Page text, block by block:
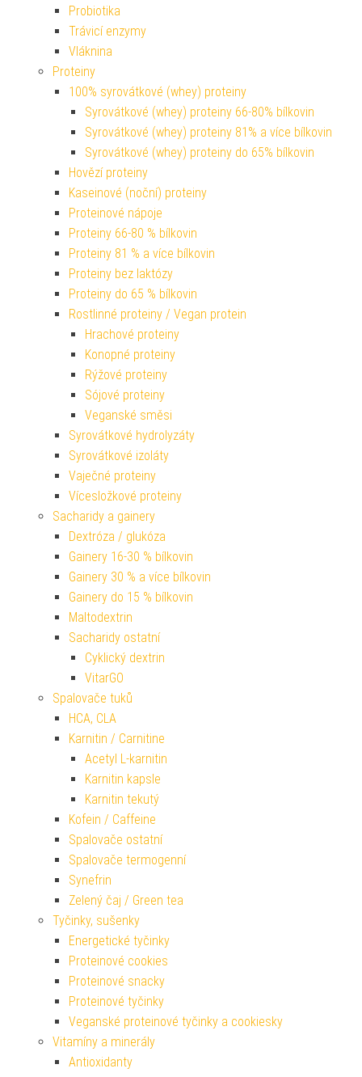
Probiotika
Trávicí enzymy
Vláknina
Proteiny
100% syrovátkové (whey) proteiny
Syrovátkové (whey) proteiny 66-80% bílkovin
Syrovátkové (whey) proteiny 81% a více bílkovin
Syrovátkové (whey) proteiny do 65% bílkovin
Hovězí proteiny
Kaseinové (noční) proteiny
Proteinové nápoje
Proteiny 66-80 % bílkovin
Proteiny 81 % a více bílkovin
Proteiny bez laktózy
Proteiny do 65 % bílkovin
Rostlinné proteiny / Vegan protein
Hrachové proteiny
Konopné proteiny
Rýžové proteiny
Sójové proteiny
Veganské směsi
Syrovátkové hydrolyzáty
Syrovátkové izoláty
Vaječné proteiny
Vícesložkové proteiny
Sacharidy a gainery
Dextróza / glukóza
Gainery 16-30 % bílkovin
Gainery 30 % a více bílkovin
Gainery do 15 % bílkovin
Maltodextrin
Sacharidy ostatní
Cyklický dextrin
VitarGO
Spalovače tuků
HCA, CLA
Karnitin / Carnitine
Acetyl L-karnitin
Karnitin kapsle
Karnitin tekutý
Kofein / Caffeine
Spalovače ostatní
Spalovače termogenní
Synefrin
Zelený čaj / Green tea
Tyčinky, sušenky
Energetické tyčinky
Proteinové cookies
Proteinové snacky
Proteinové tyčinky
Veganské proteinové tyčinky a cookiesky
Vitamíny a minerály
Antioxidanty